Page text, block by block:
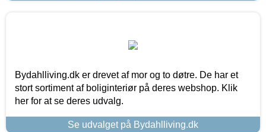
Bydahlliving.dk er drevet af mor og to døtre. De har et
stort sortiment af boliginteriør på deres webshop. Klik
her for at se deres udvalg.
Se udvalget på Bydahlliving.dk